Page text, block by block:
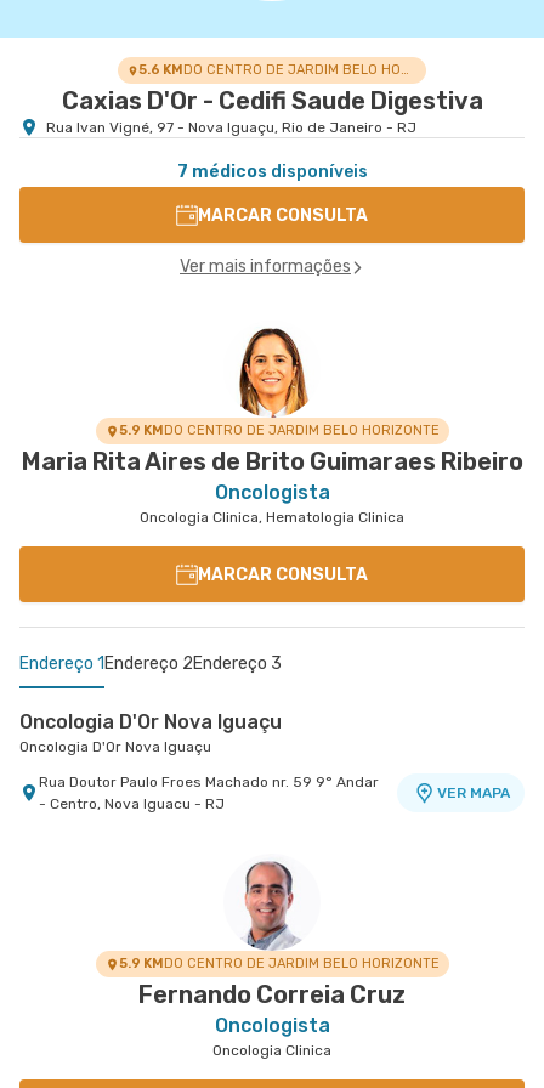
5.6 KM DO CENTRO DE JARDIM BELO HORIZONTE
Caxias D'Or - Cedifi Saude Digestiva
Rua Ivan Vigné, 97 - Nova Iguaçu, Rio de Janeiro - RJ
7 médicos disponíveis
MARCAR CONSULTA
Ver mais informações
5.9 KMDO CENTRO DE JARDIM BELO HORIZONTE
Maria Rita Aires de Brito Guimaraes Ribeiro
Oncologista
Oncologia Clinica, Hematologia Clinica
MARCAR CONSULTA
Endereço 1 Endereço 2Endereço 3
Oncologia D'Or Nova Iguaçu
Oncologia D'Or Nova Iguaçu
Rua Doutor Paulo Froes Machado nr. 59 9° Andar
- Centro, Nova Iguacu - RJ
VER MAPA
Rua Soares Caldeira nr. 142 Lojas A e B -
Madureira, Rio de Janeiro - RJ
Rua Soares Caldeira nr. 142 Lojas A e B -
Madureira, Rio de Janeiro - RJ
5.9 KMDO CENTRO DE JARDIM BELO HORIZONTE
Fernando Correia Cruz
Oncologista
Oncologia Clinica